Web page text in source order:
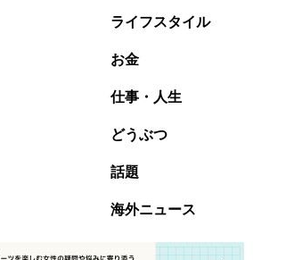
ライフスタイル
お金
仕事・人生
どうぶつ
話題
海外ニュース